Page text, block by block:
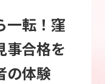
一転！窪
事合格を
の体験